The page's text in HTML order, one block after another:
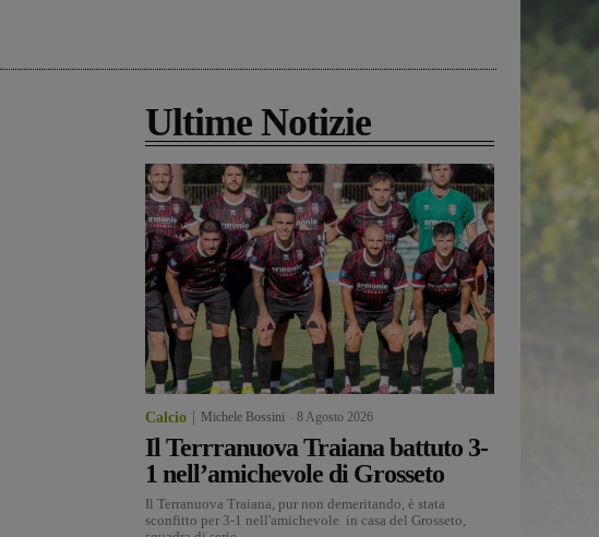
Ultime Notizie
Calcio Michele Bossini 8 Agosto 2026
Il Terrranuova Traiana battuto 3-
1 nell’amichevole di Grosseto
Il Terranuova Traiana, pur non demeritando, è stata
sconfitto per 3-1 nell'amichevole in casa del Grosseto,